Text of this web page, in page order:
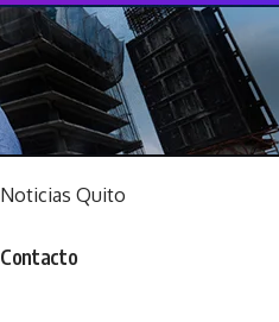
Contacto